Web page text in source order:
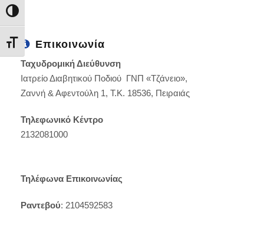
Εναλλαγή Υψηλής Αντίθεσης
Εναλλαγή Μεγέθους Γραμμάτων
Επικοινωνία
Ταχυδρομική Διεύθυνση
Ιατρείο Διαβητικού Ποδιού ΓΝΠ «Τζάνειο»,
Ζαννή & Αφεντούλη 1, Τ.Κ. 18536, Πειραιάς
Τηλεφωνικό Κέντρο
2132081000
Τηλέφωνα Επικοινωνίας
Ραντεβού: 2104592583